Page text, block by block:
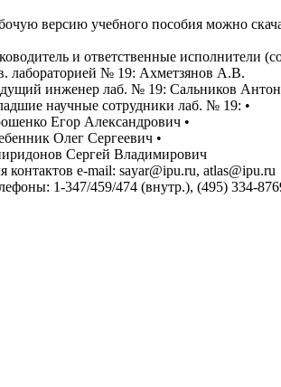
версию учебного пособия можно
и ответственные исполнители
лабораторией № 19: Ахметзянов А.В.
инженер лаб. № 19: Сальников
научные сотрудники лаб. № 19: •
Егор Александрович •
Олег Сергеевич •
Сергей Владимирович
контактов e-mail: sayar@ipu.ru, atlas@ipu.ru
1-347/459/474 (внутр.), (495) 334-